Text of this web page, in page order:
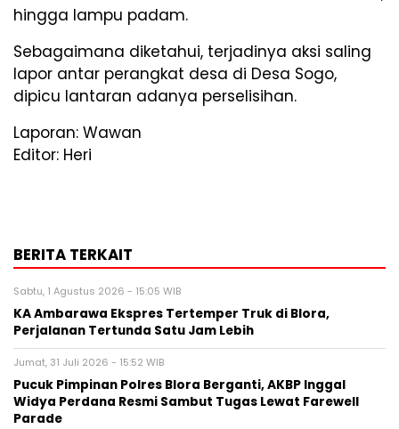
hingga lampu padam.
Sebagaimana diketahui, terjadinya aksi saling
lapor antar perangkat desa di Desa Sogo,
dipicu lantaran adanya perselisihan.
Laporan: Wawan
Editor: Heri
BERITA TERKAIT
Sabtu, 1 Agustus 2026 - 15:05 WIB
KA Ambarawa Ekspres Tertemper Truk di Blora,
Perjalanan Tertunda Satu Jam Lebih
Jumat, 31 Juli 2026 - 15:52 WIB
Pucuk Pimpinan Polres Blora Berganti, AKBP Inggal
Widya Perdana Resmi Sambut Tugas Lewat Farewell
Parade